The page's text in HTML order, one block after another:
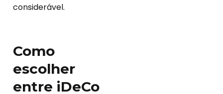
considerável.
Como
escolher
entre iDeCo